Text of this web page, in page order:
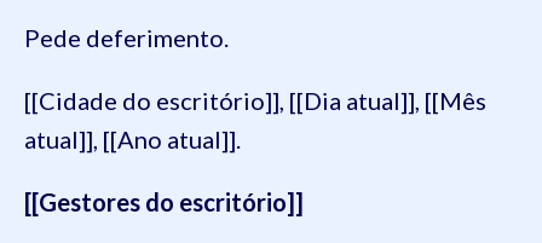
Pede deferimento.
[[Cidade do escritório]], [[Dia atual]], [[Mês
atual]], [[Ano atual]].
[[Gestores do escritório]]